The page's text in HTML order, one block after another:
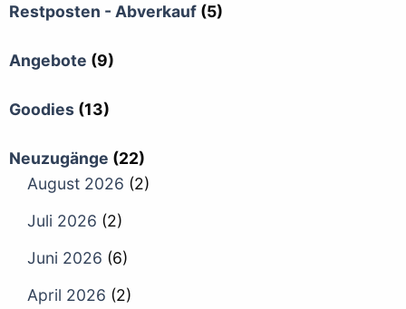
Restposten - Abverkauf (5)
Angebote (9)
Goodies (13)
Neuzugänge (22)
August 2026 (2)
Juli 2026 (2)
Juni 2026 (6)
April 2026 (2)